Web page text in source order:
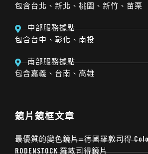
包含台北、新北、桃園、新竹、苗栗
中部服務據點
包含台中、彰化、南投
南部服務據點
包含嘉義、台南、高雄
鏡片鏡框文章
最優質的變色鏡片=德國羅敦司得
RODENSTOCK 羅敦司得鏡片